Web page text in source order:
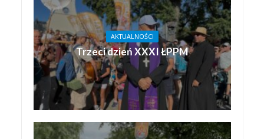
AKTUALNOŚCI
Trzeci dzień XXXI ŁPPM